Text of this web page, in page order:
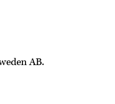
AB.